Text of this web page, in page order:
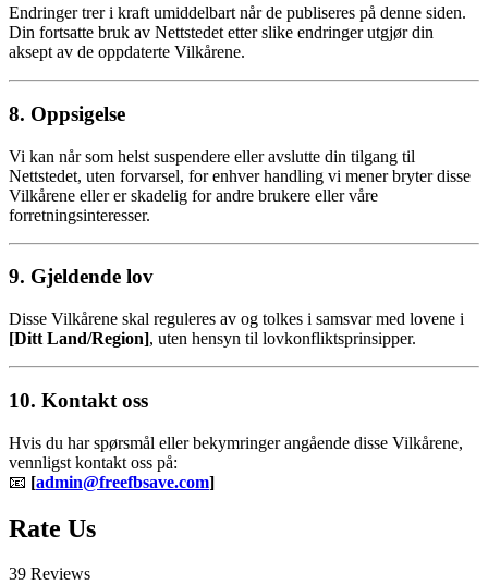
Endringer trer i kraft umiddelbart når de publiseres på denne siden.
Din fortsatte bruk av Nettstedet etter slike endringer utgjør din
aksept av de oppdaterte Vilkårene.
8. Oppsigelse
Vi kan når som helst suspendere eller avslutte din tilgang til
Nettstedet, uten forvarsel, for enhver handling vi mener bryter disse
Vilkårene eller er skadelig for andre brukere eller våre
forretningsinteresser.
9. Gjeldende lov
Disse Vilkårene skal reguleres av og tolkes i samsvar med lovene i
[Ditt Land/Region], uten hensyn til lovkonfliktsprinsipper.
10. Kontakt oss
Hvis du har spørsmål eller bekymringer angående disse Vilkårene,
vennligst kontakt oss på:
📧 [admin@freefbsave.com]
Rate Us
39 Reviews